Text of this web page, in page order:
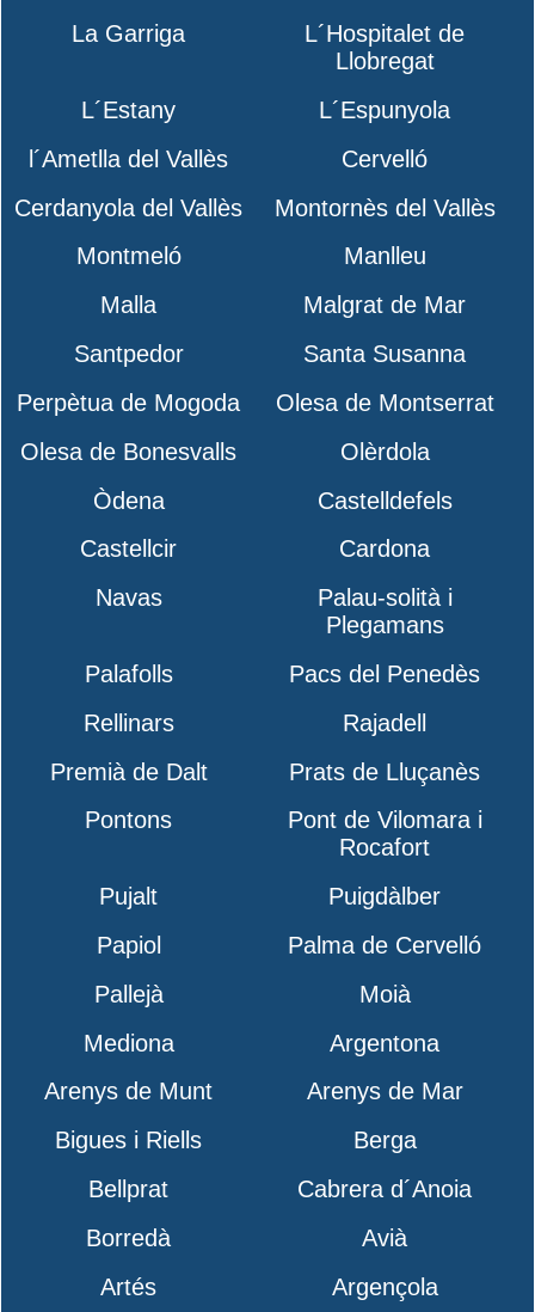
La Garriga
L´Hospitalet de
Llobregat
L´Estany
L´Espunyola
l´Ametlla del Vallès
Cervelló
Cerdanyola del Vallès
Montornès del Vallès
Montmeló
Manlleu
Malla
Malgrat de Mar
Santpedor
Santa Susanna
Perpètua de Mogoda
Olesa de Montserrat
Olesa de Bonesvalls
Olèrdola
Òdena
Castelldefels
Castellcir
Cardona
Navas
Palau-solità i
Plegamans
Palafolls
Pacs del Penedès
Rellinars
Rajadell
Premià de Dalt
Prats de Lluçanès
Pontons
Pont de Vilomara i
Rocafort
Pujalt
Puigdàlber
Papiol
Palma de Cervelló
Pallejà
Moià
Mediona
Argentona
Arenys de Munt
Arenys de Mar
Bigues i Riells
Berga
Bellprat
Cabrera d´Anoia
Borredà
Avià
Artés
Argençola